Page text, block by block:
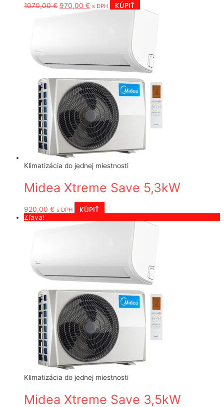
1070,00€ Pôvodná
970,00 € Aktuálna
cena
s DPH KÚPIŤ
Klimatizácia do jednej miestnosti
Midea Xtreme Save 5,3kW
920,00 € s DPH KÚPIŤ
Zľava!
Klimatizácia do jednej miestnosti
Midea Xtreme Save 3,5kW